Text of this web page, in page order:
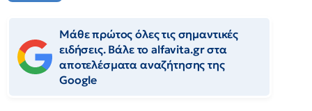
Μάθε πρώτος όλες τις σημαντικές
ειδήσεις. Βάλε το alfavita.gr στα
αποτελέσματα αναζήτησης της
Google